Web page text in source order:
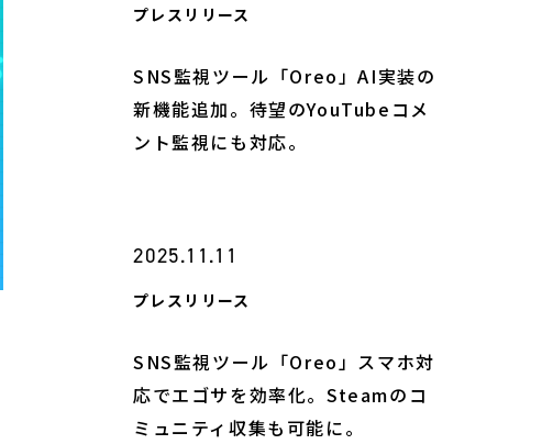
プレスリリース
SNS監視ツール「Oreo」AI実装の
新機能追加。待望のYouTubeコメ
ント監視にも対応。
2025.11.11
プレスリリース
SNS監視ツール「Oreo」スマホ対
応でエゴサを効率化。Steamのコ
ミュニティ収集も可能に。